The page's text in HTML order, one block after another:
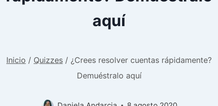
aquí
Inicio / Quizzes / ¿Crees resolver cuentas rápidamente?
Demuéstralo aquí